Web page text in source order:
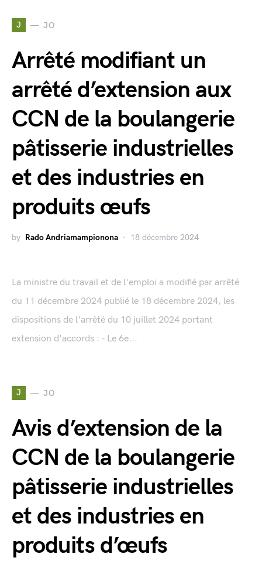
J JO
Arrêté modifiant un
arrêté d’extension aux
CCN de la boulangerie
pâtisserie industrielles
et des industries en
produits œufs
by Rado Andriamampionona 18 décembre 2024
La ministre du travail et de l'emploi a modifié par arrêté
du 11 décembre 2024 publié le 18 décembre 2024, les
dispositions de l'arrêté du 10 juillet 2024 portant
extension d'accords : - Le 6e...
J JO
Avis d’extension de la
CCN de la boulangerie
pâtisserie industrielles
et des industries en
produits d’œufs